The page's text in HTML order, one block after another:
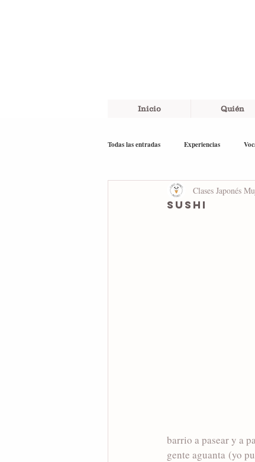
Inicio Quién
Todas las entradas Experiencias
English
Sushi
Clases Japonés
barrio a pasear y a
gente aguanta (yo